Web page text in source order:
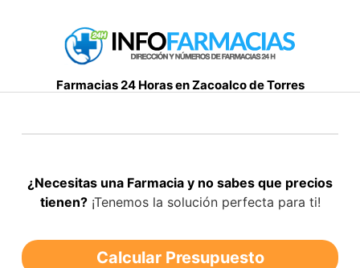
Farmacias 24 Horas en Zacoalco de Torres
¿Necesitas una Farmacia y no sabes que precios
tienen?¡Tenemos la solución perfecta para ti!
Calcular Presupuesto